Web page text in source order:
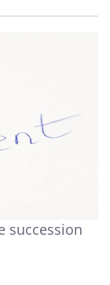
succession